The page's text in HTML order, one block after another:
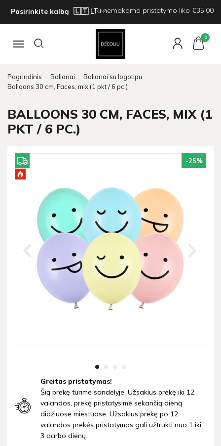
Pasirinkite kalbą Iki nemokamo pristatymo liko €35.00
Navigacija
0
Pagrindinis Balionai
Balionai su logotipu
Balloons 30 cm, Faces, mix (1 pkt / 6 pc.)
BALLOONS 30 CM, FACES, MIX (1
PKT / 6 PC.)
-25%
Greitas pristatymas!
Šią prekę turime sandėlyje. Užsakius prekę iki 12
valandos, prekę pristatysime sekančią dieną
didžiuose miestuose. Užsakius prekę po 12
valandos prekės pristatymas gali užtrukti nuo 1 iki
3 darbo dienų.